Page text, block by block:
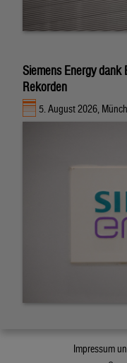
Siemens Energy dank
Rekorden
5. August 2026,
Impressum